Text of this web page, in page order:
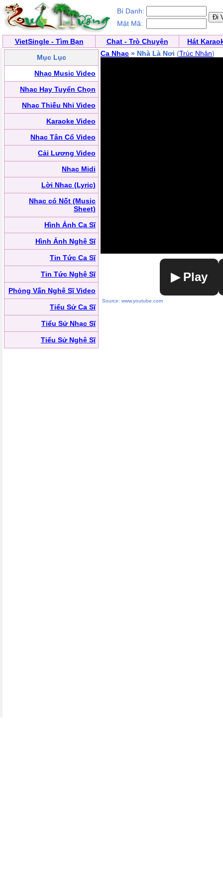
Bí Danh:
Mật Mã:
VietSingle - Tìm Bạn Chat - Trò Chuyện
Hát
Mục Lục
Nhạc Music Video
Nhạc Hay Tuyển Chọn
Nhạc Thiếu Nhi Video
Karaoke Video
Nhạc Tân Cổ Video
Cải Lương Video
Nhạc Midi
Lời Nhạc (Lyric)
Nhạc có Nốt (Music
Sheet)
Hình Ảnh Ca Sĩ
Hình Ảnh Nghệ Sĩ
Tin Tức Ca Sĩ
Tin Tức Nghệ Sĩ
Phỏng Vấn Nghệ Sĩ Video
Tiểu Sử Ca Sĩ
Tiểu Sử Nhạc Sĩ
Tiểu Sử Nghệ Sĩ
Ca Nhạc » Nhà Là Nơi (Trúc Nhân)
▶ Play
Source: www.youtube.com